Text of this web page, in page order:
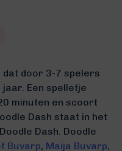
dat door 3-7 spelers
Een spelletje
minuten en scoort
Dash staat in het
Dash. Doodle
Buvarp, Maija Buvarp,